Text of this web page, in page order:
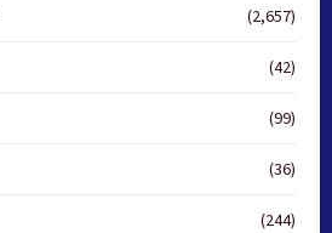
(2,657)
(42)
(99)
(36)
(244)